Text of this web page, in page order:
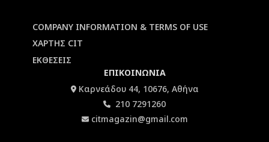
COMPANY INFORMATION & TERMS OF USE
ΧΑΡΤΗΣ CIT
ΕΚΘΕΣΕΙΣ
ΕΠΙΚΟΙΝΩΝΙΑ
Καρνεάδου 44, 10676, Αθήνα
210 7291260
citmagazin@gmail.com